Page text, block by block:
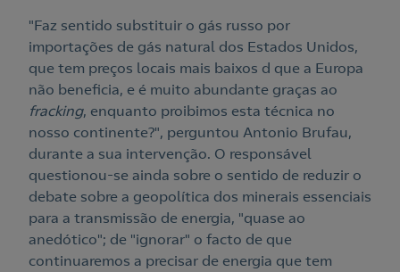
"Faz sentido substituir o gás russo por
importações de gás natural dos Estados Unidos,
que tem preços locais mais baixos d que a Europa
não beneficia, e é muito abundante graças ao
fracking, enquanto proibimos esta técnica no
nosso continente?", perguntou Antonio Brufau,
durante a sua intervenção. O responsável
questionou-se ainda sobre o sentido de reduzir o
debate sobre a geopolítica dos minerais essenciais
para a transmissão de energia, "quase ao
anedótico"; de "ignorar" o facto de que
continuaremos a precisar de energia que tem